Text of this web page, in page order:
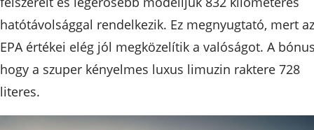
hatótávolsággal rendelkezik. Ez megnyugtató, mert az
EPA értékei elég jól megközelítik a valóságot. A
hogy a szuper kényelmes luxus limuzin raktere 728
literes.